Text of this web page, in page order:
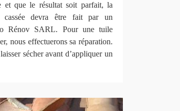
et que le résultat soit parfait, la
cassée devra être fait par un
Rénov SARL. Pour une tuile
nous effectuerons sa réparation.
sécher avant d’appliquer un